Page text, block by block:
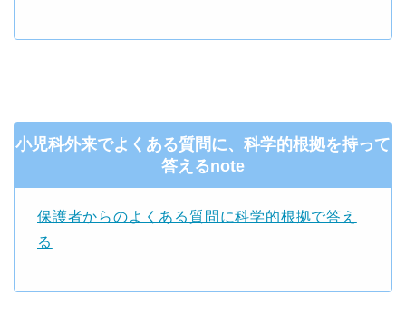
小児科外来でよくある質問に、科学的根拠を持って
答えるnote
保護者からのよくある質問に科学的根拠で答え
る